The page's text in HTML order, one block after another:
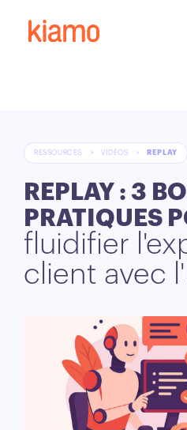
RESSOURCES > VIDÉOS > REPLAY
REPLAY : 3
PRATIQUES
fluidifier
client avec